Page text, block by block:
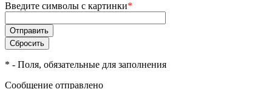
Введите символы с картинки*
* - Поля, обязательные для заполнения
Сообщение отправлено